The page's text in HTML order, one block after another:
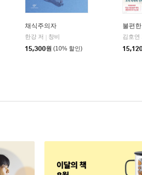
채식주의자
한강 저
창비
15,300원 (10% 할인)
불편
김호연